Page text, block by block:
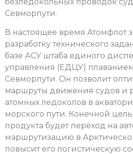
Севморпути.
В настоящее время Атомфлот
разработку технического
базе АСУ штаба единого
управления (ЕДЦУ)
Севморпути. Он позволит
маршруты движения судов и
атомных ледоколов в
морского пути. Конечной
продукта будет переход на
маршрутизацию в
повысит его логистическую